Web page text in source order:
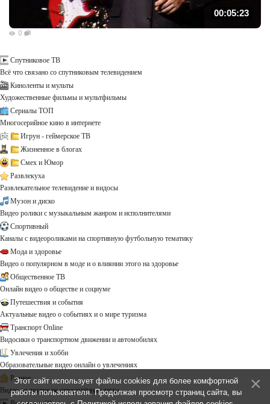
00:05:23
0
Спутниковое ТВ
Всё что связано со спутниковым телевидением
Киноленты и мульты
Художественные фильмы и мультфильмы
Сериалы ТОП
Многосерийное кино в интернете
Игрун - геймерское ТВ
Жизненное в блогах
Смех и Юмор
Развлекуха
Развлекательное телевидение и видосы
Музон и диско
Видео ролики с музыкальным жанром и исполнителями
Спортивный
Каналы с видеороликами на спортивную футбольную тематику
Мода и здоровье
Видео о популярном в моде и о влиянии этого на здоровье
Общественное ТВ
Онлайн видео о обществе и социуме
Путешествия и события
Актуальные видео о событиях и о мире туризма
Транспорт Online
Видосики о транспортном движении и автомобилях
Увлечения и хобби
Образовательные видео онлайн о увлечениях
Разное
Видео на другие не определённые темы ...
Этот сайт использует файлы cookies для более комфортной
работы пользователя. Продолжая просмотр страниц сайта, вы